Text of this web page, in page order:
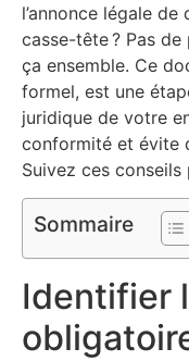
l’annonce légale
casse-tête ? Pas
ça ensemble. Ce
formel, est une
juridique de votre
conformité et évite
Suivez ces
Sommaire
Identifier